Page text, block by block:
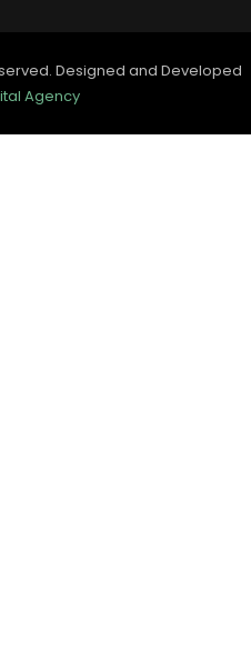
Designed and Developed
Agency